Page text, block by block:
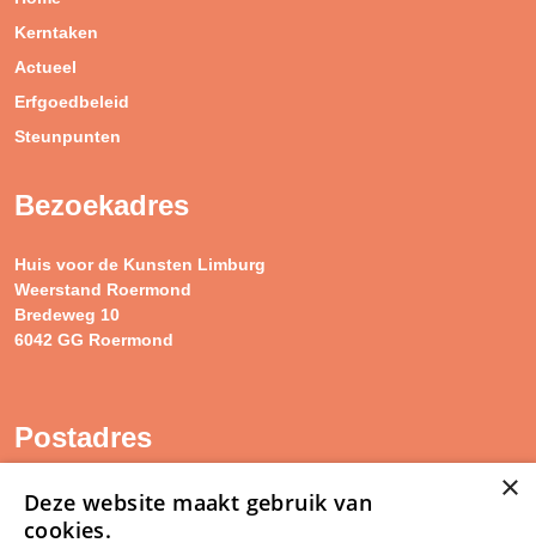
Kerntaken
Actueel
Erfgoedbeleid
Steunpunten
Bezoekadres
Huis voor de Kunsten Limburg
Weerstand Roermond
Bredeweg 10
6042 GG Roermond
Postadres
SAM Limburg
Postbus 203
×
Deze website maakt gebruik van
cookies.